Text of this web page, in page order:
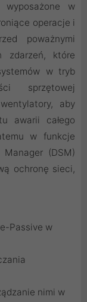
wyposażone w
operacje i
poważnymi
zdarzeń, które
w tryb
sprzętowej
aby
awarii całego
w funkcje
(DSM)
ochronę sieci,
Passive w
nimi w